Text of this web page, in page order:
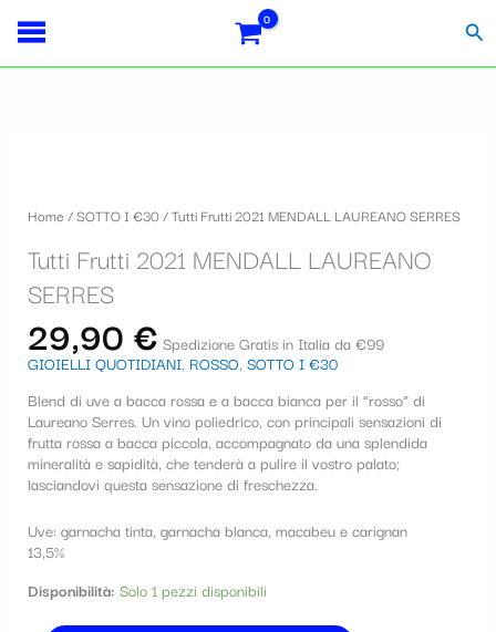
contenuto
Home /SOTTO I €30 / Tutti Frutti 2021 MENDALL LAUREANO SERRES
Tutti Frutti 2021 MENDALL LAUREANO
SERRES
29,90 € Spedizione Gratis in Italia da €99
GIOIELLI QUOTIDIANI, ROSSO, SOTTO I €30
Blend di uve a bacca rossa e a bacca bianca per il “rosso” di
Laureano Serres. Un vino poliedrico, con principali sensazioni di
frutta rossa a bacca piccola, accompagnato da una splendida
mineralità e sapidità, che tenderà a pulire il vostro palato;
lasciandovi questa sensazione di freschezza.
Uve: garnacha tinta, garnacha blanca, macabeu e carignan
13,5%
Disponibilità: Solo 1 pezzi disponibili
MENDALL
SERRES
quantità
S
o
n
a
u
n
a
c
a
e
g